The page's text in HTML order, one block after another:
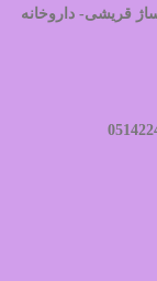
قریشی- داروخانه